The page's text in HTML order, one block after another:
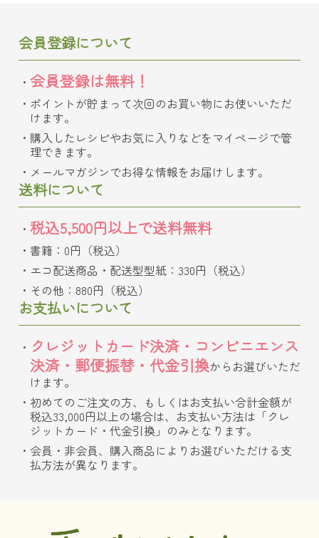
会員登録について
会員登録は無料！
ポイントが貯まって次回のお買い物にお使いいただ
けます。
購入したレシピやお気に入りなどをマイページで管
理できます。
メールマガジンでお得な情報をお届けします。
送料について
税込5,500円以上で送料無料
書籍：0円（税込）
エコ配送商品・配送型型紙：330円（税込）
その他：880円（税込）
お支払いについて
クレジットカード決済・コンビニエンス
決済・郵便振替・代金引換からお選びいただ
けます。
初めてのご注文の方、もしくはお支払い合計金額が
税込33,000円以上の場合は、お支払い方法は「クレ
ジットカード・代金引換」のみとなります。
会員・非会員、購入商品によりお選びいただける支
払方法が異なります。